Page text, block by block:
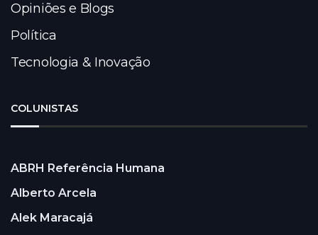
Opiniões e Blogs
Política
Tecnologia & Inovação
COLUNISTAS
ABRH Referência Humana
Alberto Arcela
Alek Maracajá